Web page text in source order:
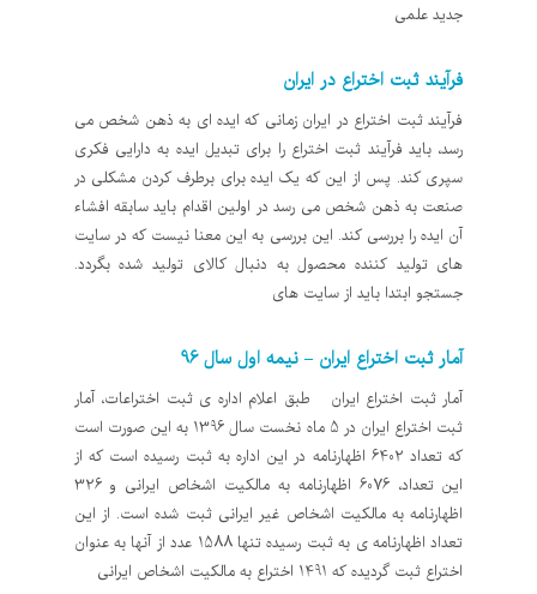
جدید علمی
فرآیند ثبت اختراع در ایران
فرآیند ثبت اختراع در ایران زمانی که ایده ای به ذهن شخص می
رسد، باید فرآیند ثبت اختراع را برای تبدیل ایده به دارایی فکری
سپری کند. پس از این که یک ایده برای برطرف کردن مشکلی در
صنعت به ذهن شخص می رسد در اولین اقدام باید سابقه افشاء
آن ایده را بررسی کند. این بررسی به این معنا نیست که در سایت
های تولید کننده محصول به دنبال کالای تولید شده بگردد.
جستجو ابتدا باید از سایت های
آمار ثبت اختراع ایران – نیمه اول سال 96
آمار ثبت اختراع ایران طبق اعلام اداره ی ثبت اختراعات، آمار
ثبت اختراع ایران در 5 ماه نخست سال 1396 به این صورت است
که تعداد 6402 اظهارنامه در این اداره به ثبت رسیده است که از
این تعداد، 6076 اظهارنامه به مالکیت اشخاص ایرانی و 326
اظهارنامه به مالکیت اشخاص غیر ایرانی ثبت شده است. از این
تعداد اظهارنامه ی به ثبت رسیده تنها 1588 عدد از آنها به عنوان
اختراع ثبت گردیده که 1491 اختراع به مالکیت اشخاص ایرانی